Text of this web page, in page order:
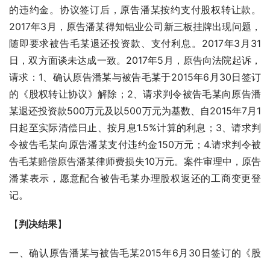
的违约金。协议签订后，原告潘某按约支付股权转让款。
2017年3月，原告潘某得知铝业公司新三板挂牌出现问题，
随即要求被告毛某退还投资款、支付利息。2017年3月31
日，双方面谈未达成一致。2017年5月，原告向法院起诉，
请求：1、确认原告潘某与被告毛某于2015年6月30日签订
的《股权转让协议》解除；2、请求判令被告毛某向原告潘
某退还投资款500万元及以500万元为基数、自2015年7月1
日起至实际清偿日止、按月息1.5%计算的利息；3、请求判
令被告毛某向原告潘某支付违约金150万元；4.请求判令被
告毛某赔偿原告潘某律师费损失10万元。案件审理中，原告
潘某表示，愿意配合被告毛某办理股权返还的工商变更登
记。
【判决结果】
一、确认原告潘某与被告毛某2015年6月30日签订的《股